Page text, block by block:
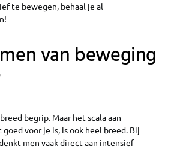
te bewegen, behaal je al
van beweging
begrip. Maar het scala aan
voor je is, is ook heel breed. Bij
men vaak direct aan intensief